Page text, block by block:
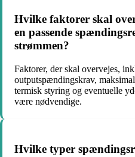
Hvilke faktorer skal
en passende
strømmen?
Faktorer, der skal overvejes,
outputspændingskrav,
termisk styring og eventuelle
være nødvendige.
Hvilke typer